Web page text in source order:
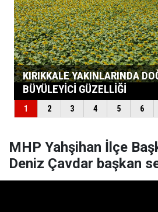
MHP Yahşihan İlçe
Deniz Çavdar başkan